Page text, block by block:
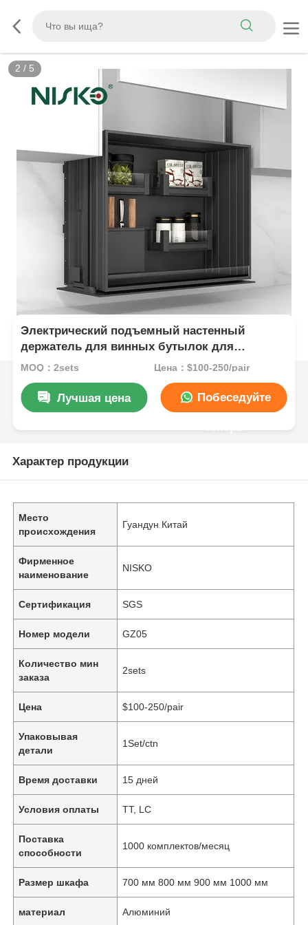
2 / 5
Электрический подъемный настенный
держатель для винных бутылок для
кухонных принадлежностей
MOQ：2sets Цена：$100-250/pair
Лучшая цена Побеседуйте
Характер продукции
Место
происхождения
Гуандун Китай
Фирменное
наименование
NISKO
Сертификация SGS
Номер модели GZ05
Количество мин
заказа
2sets
Цена $100-250/pair
Упаковывая
детали
1Set/ctn
Время доставки 15 дней
Условия оплаты TT, LC
Поставка
способности
1000 комплектов/месяц
Размер шкафа 700 мм 800 мм 900 мм 1000 мм
материал Алюминий